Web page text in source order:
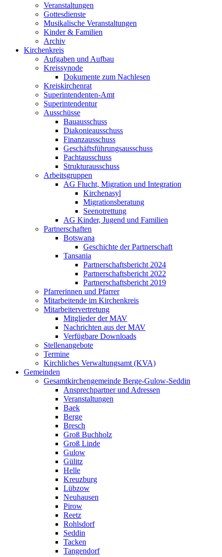
Veranstaltungen
Gottesdienste
Musikalische Veranstaltungen
Kinder & Familien
Archiv
Kirchenkreis
Aufgaben und Aufbau
Kreissynode
Dokumente zum Nachlesen
Kreiskirchenrat
Superintendenten-Amt
Superintendentur
Ausschüsse
Bauausschuss
Diakonieausschuss
Finanzausschuss
Geschäftsführungsausschuss
Pachtausschuss
Strukturausschuss
Arbeitsgruppen
AG Flucht, Migration und Integration
Kirchenasyl
Migrationsberatung
Seenotrettung
AG Kinder, Jugend und Familien
Partnerschaften
Botswana
Geschichte der Partnerschaft
Tansania
Partnerschaftsbericht 2024
Partnerschaftsbericht 2022
Partnerschaftsbericht 2019
Pfarrerinnen und Pfarrer
Mitarbeitende im Kirchenkreis
Mitarbeitervertretung
Mitglieder der MAV
Nachrichten aus der MAV
Verfügbare Downloads
Stellenangebote
Termine
Kirchliches Verwaltungsamt (KVA)
Gemeinden
Gesamtkirchengemeinde Berge-Gulow-Seddin
Ansprechpartner und Adressen
Veranstaltungen
Baek
Berge
Bresch
Groß Buchholz
Groß Linde
Gulow
Gülitz
Helle
Kreuzburg
Lübzow
Neuhausen
Pirow
Reetz
Rohlsdorf
Seddin
Tacken
Tangendorf